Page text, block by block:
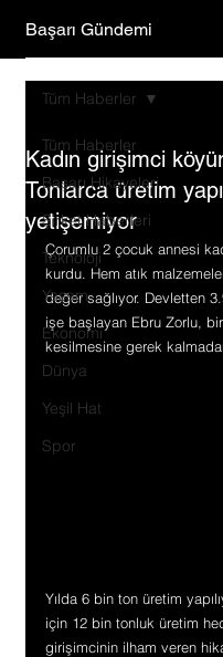
Başarı Gündemi
Tüm Haberler
Başarı Hikayeleri
Şirket Haberleri
Teknoloji
Yaşam
Ekonomi
Dünya
Yeşil Hat
Spor
Tüm Haberler
Kadın girişimci
Tonlarca üretim
yetişemiyor
Çorumlu 2 çocuk annesi
kurdu. Hem atık
değer sağlıyor. Devletten
işe başlayan Ebru Zorlu,
kesilmesine gerek
Yılda 6 bin ton üretim
için 12 bin tonluk üretim
girişimcinin ilham veren